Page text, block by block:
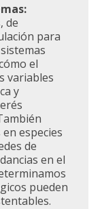
de
para
el
variables
y
especies
de
en el
pueden